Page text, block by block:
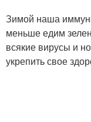
Зимой наша
меньше едим
всякие вирусы и
укрепить свое